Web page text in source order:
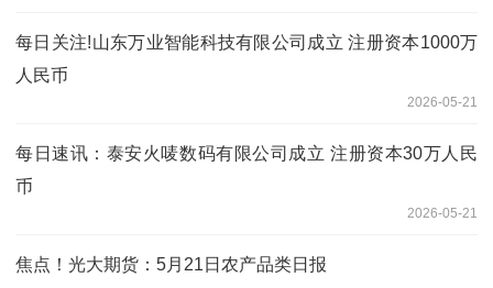
每日关注!山东万业智能科技有限公司成立 注册资本1000万
人民币
2026-05-21
每日速讯：泰安火唛数码有限公司成立 注册资本30万人民
币
2026-05-21
焦点！光大期货：5月21日农产品类日报